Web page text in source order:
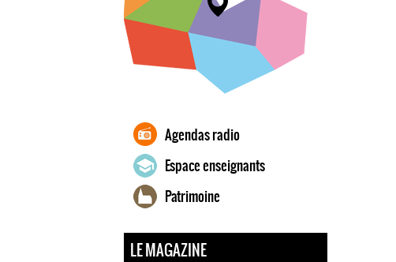
Agendas radio
Espace enseignants
Patrimoine
LE MAGAZINE